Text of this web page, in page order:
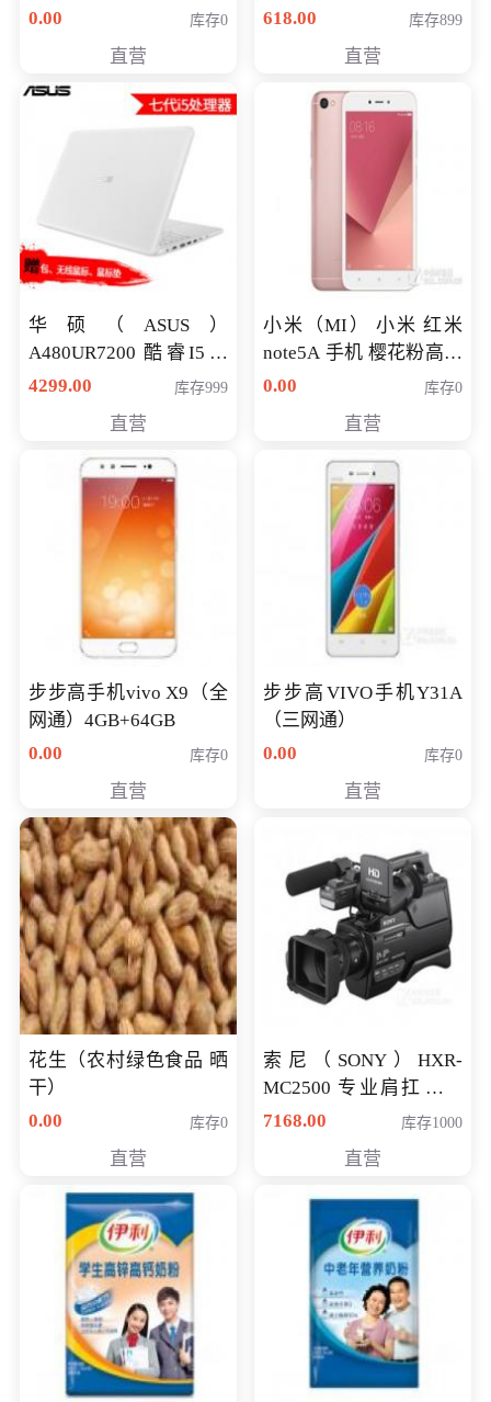
八代独显轻薄办公商务
0.00 库存0
直营
618.00
库存899
直营
华硕（ASUS）
A480UR7200 酷睿I5超
薄学生办公游戏独显笔
NV930-2G独
4299.00 库存999
直营
小米（MI） 小米 红米
note5A 手机 樱花粉高配
版 全网通(3G+32G)
0.00 库存0
直营
步步高手机vivo X9（全
网通）4GB+64GB
0.00
库存0
直营
步步高VIVO手机Y31A
（三网通）
0.00
库存0
直营
花生（农村绿色食品 晒
干）
0.00
库存0
直营
索尼（SONY）HXR-
MC2500 专业肩扛式存
储卡全高清摄录一体机
清入门级摄像机
7168.00 库存1000
直营